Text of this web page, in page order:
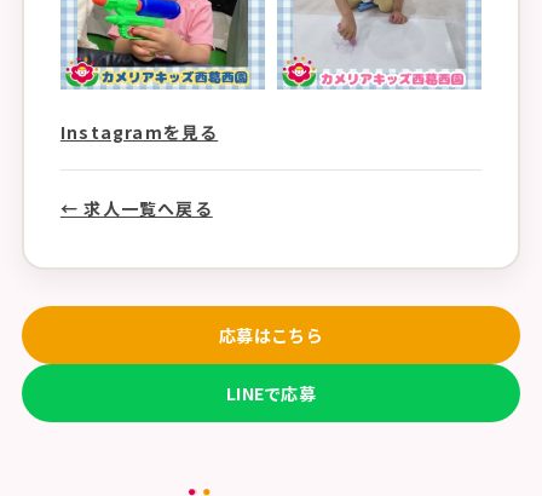
Instagramを見る
← 求人一覧へ戻る
応募はこちら
LINEで応募